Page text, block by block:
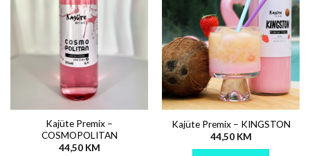
Kajüte Premix –
COSMOPOLITAN
44,50 KM
Kajüte Premix – KINGSTON
44,50 KM